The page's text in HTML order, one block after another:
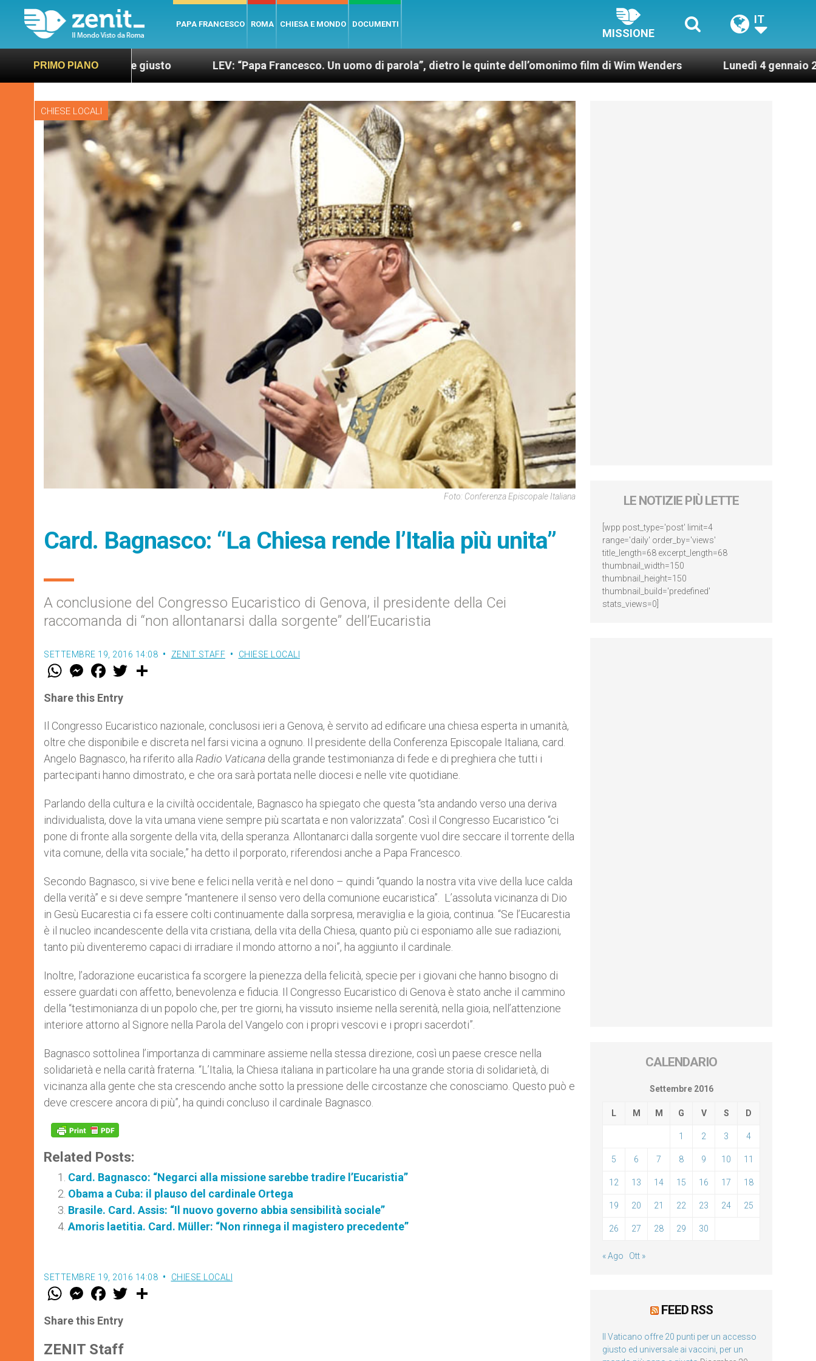
PAPA FRANCESCO ROMA CHIESA E MONDO DOCUMENTI
MISSIONE
IT
PRIMO PIANO
più sano e giusto LEV: “Papa Francesco. Un uomo di parola”, dietro le quinte dell’omonimo film di Wim Wenders Lunedì 4 gennaio 2021:
CHIESE LOCALI
Foto: Conferenza Episcopale Italiana
Card. Bagnasco: “La Chiesa rende l’Italia più unita”
A conclusione del Congresso Eucaristico di Genova, il presidente della Cei
raccomanda di “non allontanarsi dalla sorgente” dell’Eucaristia
SETTEMBRE 19, 2016 14:08 ZENIT STAFF CHIESE LOCALI
W
t
s
p
p
M
e
s
e
g
e
r
F
a
e
b
o
k
w
r
Share this Entry
Il Congresso Eucaristico nazionale, conclusosi ieri a Genova, è servito ad edificare una chiesa esperta in umanità,
oltre che disponibile e discreta nel farsi vicina a ognuno. Il presidente della Conferenza Episcopale Italiana, card.
Angelo Bagnasco, ha riferito alla Radio Vaticana della grande testimonianza di fede e di preghiera che tutti i
partecipanti hanno dimostrato, e che ora sarà portata nelle diocesi e nelle vite quotidiane.
Parlando della cultura e la civiltà occidentale, Bagnasco ha spiegato che questa “sta andando verso una deriva
individualista, dove la vita umana viene sempre più scartata e non valorizzata”. Così il Congresso Eucaristico “ci
pone di fronte alla sorgente della vita, della speranza. Allontanarci dalla sorgente vuol dire seccare il torrente della
vita comune, della vita sociale,” ha detto il porporato, riferendosi anche a Papa Francesco.
Secondo Bagnasco, si vive bene e felici nella verità e nel dono – quindi “quando la nostra vita vive della luce calda
della verità” e si deve sempre “mantenere il senso vero della comunione eucaristica”. L’assoluta vicinanza di Dio
in Gesù Eucarestia ci fa essere colti continuamente dalla sorpresa, meraviglia e la gioia, continua. “Se l’Eucarestia
è il nucleo incandescente della vita cristiana, della vita della Chiesa, quanto più ci esponiamo alle sue radiazioni,
tanto più diventeremo capaci di irradiare il mondo attorno a noi”, ha aggiunto il cardinale.
Inoltre, l’adorazione eucaristica fa scorgere la pienezza della felicità, specie per i giovani che hanno bisogno di
essere guardati con affetto, benevolenza e fiducia. Il Congresso Eucaristico di Genova è stato anche il cammino
della “testimonianza di un popolo che, per tre giorni, ha vissuto insieme nella serenità, nella gioia, nell’attenzione
interiore attorno al Signore nella Parola del Vangelo con i propri vescovi e i propri sacerdoti”.
Bagnasco sottolinea l’importanza di camminare assieme nella stessa direzione, così un paese cresce nella
solidarietà e nella carità fraterna. “L’Italia, la Chiesa italiana in particolare ha una grande storia di solidarietà, di
vicinanza alla gente che sta crescendo anche sotto la pressione delle circostanze che conosciamo. Questo può e
deve crescere ancora di più”, ha quindi concluso il cardinale Bagnasco.
Related Posts:
Card. Bagnasco: “Negarci alla missione sarebbe tradire l’Eucaristia”
Obama a Cuba: il plauso del cardinale Ortega
Brasile. Card. Assis: “Il nuovo governo abbia sensibilità sociale”
Amoris laetitia. Card. Müller: “Non rinnega il magistero precedente”
SETTEMBRE 19, 2016 14:08 CHIESE LOCALI
W
t
s
p
p
M
e
s
e
g
e
F
a
e
b
o
k
w
Share this Entry
ZENIT Staff
LE NOTIZIE PIÙ LETTE
[wpp post_type='post' limit=4
range='daily' order_by='views'
title_length=68 excerpt_length=68
thumbnail_width=150
thumbnail_height=150
thumbnail_build='predefined'
stats_views=0]
CALENDARIO
Settembre 2016
L M M G V S D
1 2 3 4
5 6 7 8 9 10 11
12 13 14 15 16 17 18
19 20 21 22 23 24 25
26 27 28 29 30
« Ago Ott »
FEED RSS
Il Vaticano offre 20 punti per un accesso
giusto ed universale ai vaccini, per un